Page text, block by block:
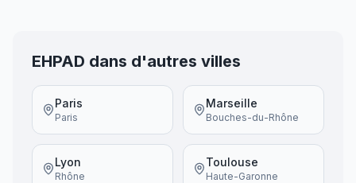
EHPAD dans d'autres villes
Paris
Paris
Marseille
Bouches-du-Rhône
Lyon
Rhône
Toulouse
Haute-Garonne